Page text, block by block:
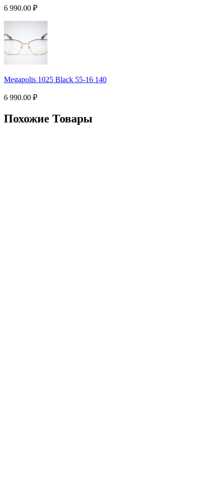
6 990.00 ₽
Megapolis 1025 Black 55-16 140
6 990.00 ₽
Похожие Товары